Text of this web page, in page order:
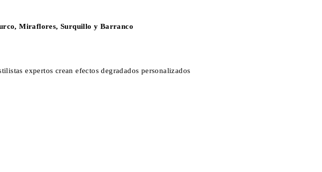
Miraflores, Surquillo y Barranco
expertos crean efectos degradados personalizados